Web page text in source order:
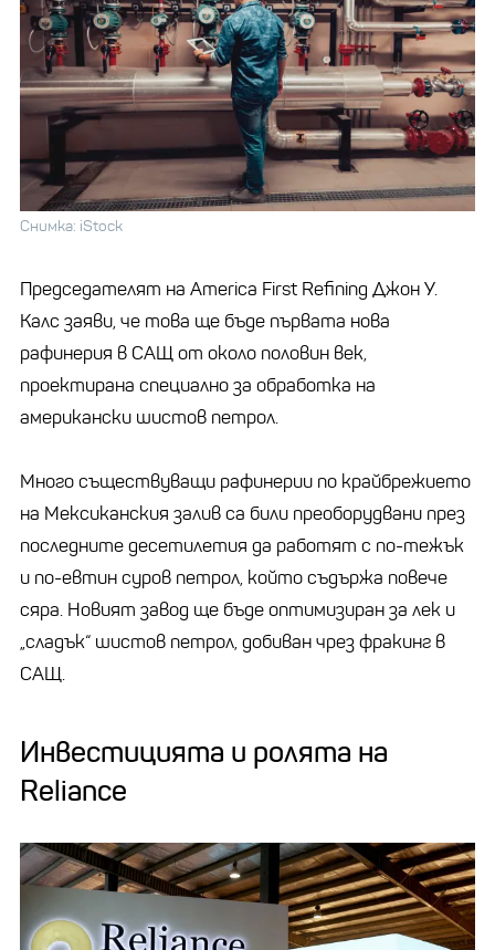
Снимка: iStock
Председателят на America First Refining Джон У.
Калс заяви, че това ще бъде първата нова
рафинерия в САЩ от около половин век,
проектирана специално за обработка на
американски шистов петрол.
Много съществуващи рафинерии по крайбрежието
на Мексиканския залив са били преоборудвани през
последните десетилетия да работят с по-тежък
и по-евтин суров петрол, който съдържа повече
сяра. Новият завод ще бъде оптимизиран за лек и
„сладък“ шистов петрол, добиван чрез фракинг в
САЩ.
Инвестицията и ролята на
Reliance